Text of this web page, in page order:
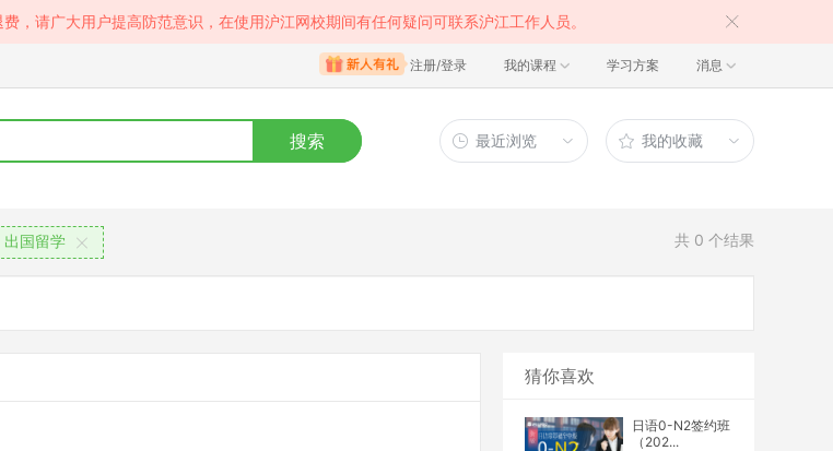
，请广大用户提高防范意识，在使用沪江网校期间有任何疑问可联系沪江工作人员。
注册/登录 我的课程 学习方案 消息
搜索 最近浏览 我的收藏
出国留学 共 0 个结果
猜你喜欢
日语0-N2签约班
（202...